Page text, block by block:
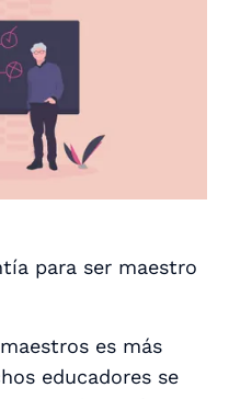
para ser maestro
es más
educadores se